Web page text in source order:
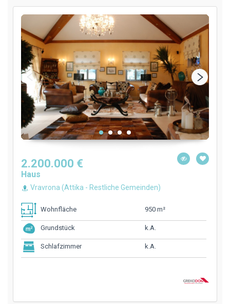
2.200.000 €
Haus
Vravrona (Attika - Restliche Gemeinden)
Wohnfläche 950 m²
Grundstück k.A.
Schlafzimmer k.A.